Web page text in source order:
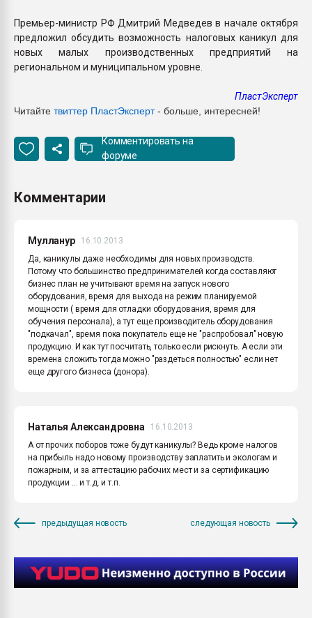
Премьер-министр РФ Дмитрий Медведев в начале октября
предложил обсудить возможность налоговых каникул для
новых малых производственных предприятий на
региональном и муниципальном уровне.
ПластЭксперт
Читайте твиттер ПластЭксперт- больше, интересней!
Комментировать на
форуме
Комментарии
Мулланур
16.10.2013
Да, каникулы даже необходимы для новых производств.
Потому что большинство предпринимателей когда составляют
бизнес план не учитывают время на запуск нового
оборудования, время для выхода на режим планируемой
мощности ( время для отладки оборудования, время для
обучения персонала), а тут еще производитель оборудования
"подкачал", время пока покупатель еще не "распробовал" новую
продукцию. И как тут посчитать, только если рискнуть. А если эти
времена сложить тогда можно "раздеться полностью" если нет
еще другого бизнеса (донора).
Наталья Александровна
16.10.2013
А от прочих поборов тоже будут каникулы? Ведь кроме налогов
на прибыль надо новому производству заплатить и экологам и
пожарным, и за аттестацию рабочих мест и за сертификацию
продукции ... и т.д. и т.п.
предыдущая новость следующая новость